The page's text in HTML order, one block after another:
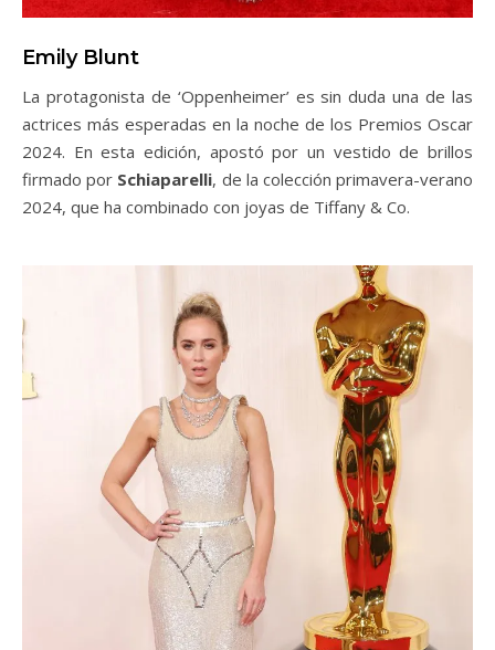
Emily Blunt
La protagonista de ‘Oppenheimer’ es sin duda una de las
actrices más esperadas en la noche de los Premios Oscar
2024. En esta edición, apostó por un vestido de brillos
firmado por Schiaparelli, de la colección primavera-verano
2024, que ha combinado con joyas de Tiffany & Co.